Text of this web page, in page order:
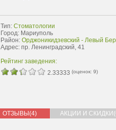
Тип: Стоматологии
Город: Мариуполь
Район: Орджоникидзевский - Левый
Адрес: пр. Ленинградский, 41
Рейтинг заведения:
2.33333 (оценок: 9)
ОТЗЫВЫ(4) АКЦИИ И